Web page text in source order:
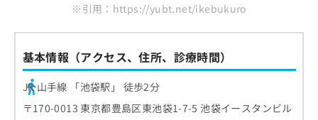
※引用：https://yubt.net/ikebukuro
基本情報（アクセス、住所、診療時間）
JR 山手線 「池袋駅」 徒歩2分
〒170-0013 東京都豊島区東池袋1-7-5 池袋イースタンビル